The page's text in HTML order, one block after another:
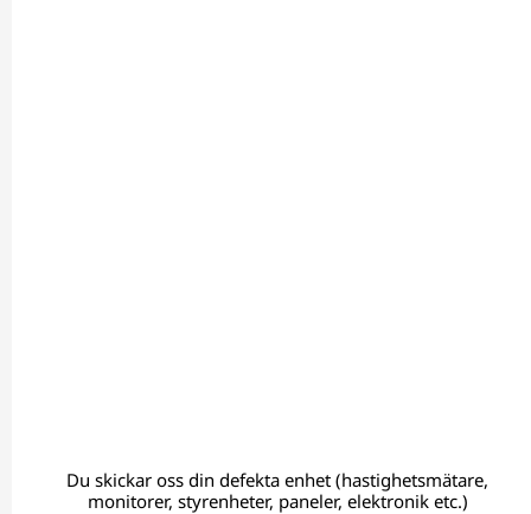
Du skickar oss din defekta enhet (hastighetsmätare,
monitorer, styrenheter, paneler, elektronik etc.)